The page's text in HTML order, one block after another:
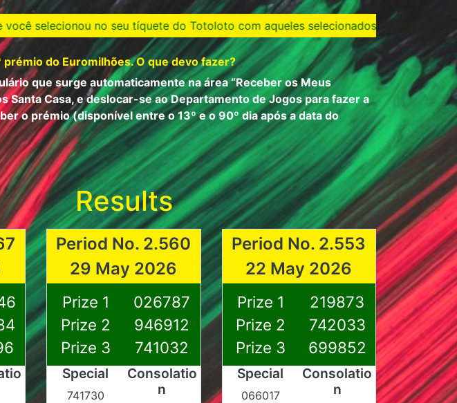
do Totoloto com aqueles selecionados nos sorteios do Diário e você ganha o
prémio do Euromilhões. O que devo fazer?
que surge automaticamente na área “Receber os Meus
Santa Casa, e deslocar-se ao Departamento de Jogos para fazer a
o prémio (disponível entre o 13º e o 90º dia após a data do
Results
Period No. 2.560
29 May 2026
Prize 1
026787
Prize 2
946912
Prize 3
741032
Special
741730
Consolatio
n
Period No. 2.553
22 May 2026
Prize 1
219873
Prize 2
742033
Prize 3
699852
Special
066017
Consolatio
n